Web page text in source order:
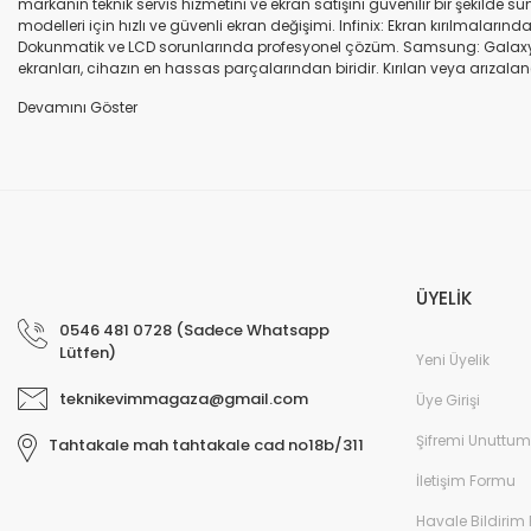
markanın teknik servis hizmetini ve ekran satışını güvenilir bir şekilde
modelleri için hızlı ve güvenli ekran değişimi. Infinix: Ekran
Dokunmatik ve LCD sorunlarında profesyonel çözüm. Samsung:
ekranları, cihazın en hassas parçalarından biridir. Kırılan veya
uyumlu olup olmadığına dikkat ediniz. HK-ZY-A.Kalite ekran: Daha
0546 481 0728 (Sadece Whatsapp
Lütfen)
teknikevimmagaza@gmail.com
Tahtakale mah tahtakale cad no18b/311
ÜYELİK
Yeni Üyelik
Üye Girişi
Şifremi Unuttum
İletişim Formu
Havale Bildirim